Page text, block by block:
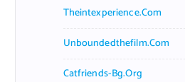
Theintexperience.com
Unboundedthefilm.com
Catfriends-Bg.org